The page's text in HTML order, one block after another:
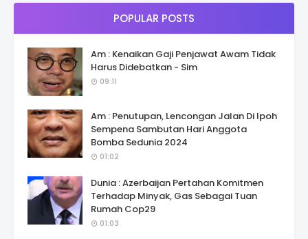
POPULAR POSTS
Am : Kenaikan Gaji Penjawat Awam Tidak
Harus Didebatkan - Sim
09:11
Am : Penutupan, Lencongan Jalan Di Ipoh
Sempena Sambutan Hari Anggota
Bomba Sedunia 2024
01:02
Dunia : Azerbaijan Pertahan Komitmen
Terhadap Minyak, Gas Sebagai Tuan
Rumah Cop29
01:03